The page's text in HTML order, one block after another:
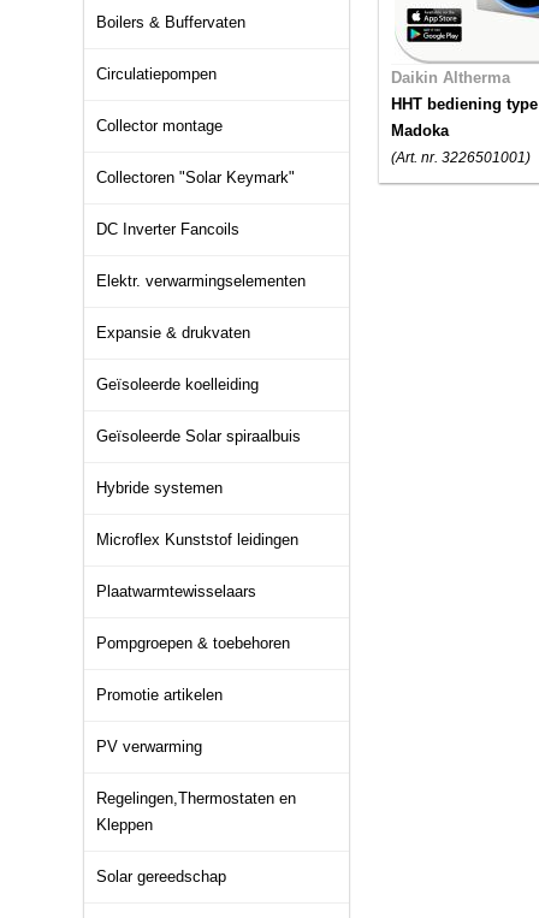
Boilers & Buffervaten
Circulatiepompen
Collector montage
Collectoren "Solar Keymark"
DC Inverter Fancoils
Elektr. verwarmingselementen
Expansie & drukvaten
Geïsoleerde koelleiding
Geïsoleerde Solar spiraalbuis
Hybride systemen
Microflex Kunststof leidingen
Plaatwarmtewisselaars
Pompgroepen & toebehoren
Promotie artikelen
PV verwarming
Regelingen,Thermostaten en
Kleppen
Solar gereedschap
Daikin Altherma
HHT bediening type
Madoka
(Art. nr. 3226501001)